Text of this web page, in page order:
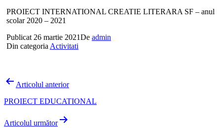
PROIECT INTERNATIONAL CREATIE LITERARA SF – anul
scolar 2020 – 2021
Publicat 26 martie 2021De admin
Din categoria Activitati
Navigare
articole
Articolul anterior
PROIECT EDUCATIONAL
Articolul următor